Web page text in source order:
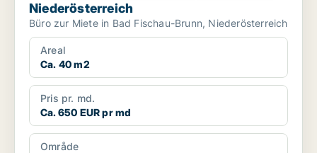
Niederösterreich
Büro zur Miete in Bad Fischau-Brunn, Niederösterreich
Areal
Ca. 40 m2
Pris pr. md.
Ca. 650 EUR pr md
Område